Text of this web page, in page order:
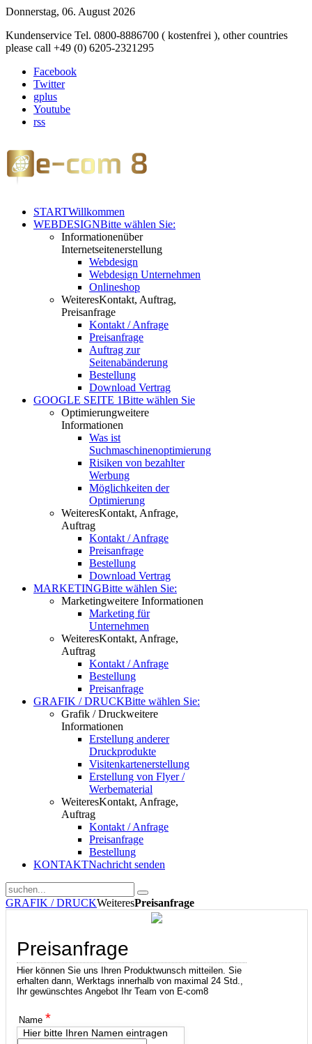
Donnerstag, 06. August 2026
Kundenservice Tel. 0800-8886700 ( kostenfrei ), other countries
please call +49 (0) 6205-2321295
Facebook
Twitter
gplus
Youtube
rss
STARTWillkommen
WEBDESIGNBitte wählen Sie:
Informationenüber
Internetseitenerstellung
Webdesign
Webdesign Unternehmen
Onlineshop
WeiteresKontakt, Auftrag,
Preisanfrage
Kontakt / Anfrage
Preisanfrage
Auftrag zur
Seitenabänderung
Bestellung
Download Vertrag
GOOGLE SEITE 1Bitte wählen Sie
Optimierungweitere
Informationen
Was ist
Suchmaschinenoptimierung
Risiken von bezahlter
Werbung
Möglichkeiten der
Optimierung
WeiteresKontakt, Anfrage,
Auftrag
Kontakt / Anfrage
Preisanfrage
Bestellung
Download Vertrag
MARKETINGBitte wählen Sie:
Marketingweitere Informationen
Marketing für
Unternehmen
WeiteresKontakt, Anfrage,
Auftrag
Kontakt / Anfrage
Bestellung
Preisanfrage
GRAFIK / DRUCKBitte wählen Sie:
Grafik / Druckweitere
Informationen
Erstellung anderer
Druckprodukte
Visitenkartenerstellung
Erstellung von Flyer /
Werbematerial
WeiteresKontakt, Anfrage,
Auftrag
Kontakt / Anfrage
Preisanfrage
Bestellung
KONTAKTNachricht senden
GRAFIK / DRUCKWeiteresPreisanfrage
Preisanfrage
Hier können Sie uns Ihren Produktwunsch mitteilen. Sie
erhalten dann, Werktags innerhalb von maximal 24 Std.,
Ihr gewünschtes Angebot Ihr Team von E-com8
Name *
Hier bitte Ihren Namen eintragen